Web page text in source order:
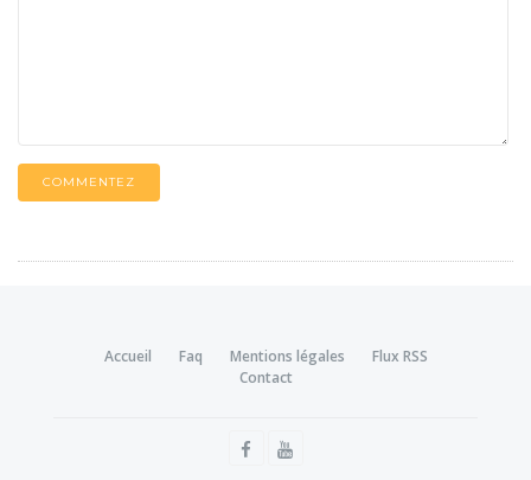
COMMENTEZ
Accueil Faq Mentions légales
Flux RSS
Contact